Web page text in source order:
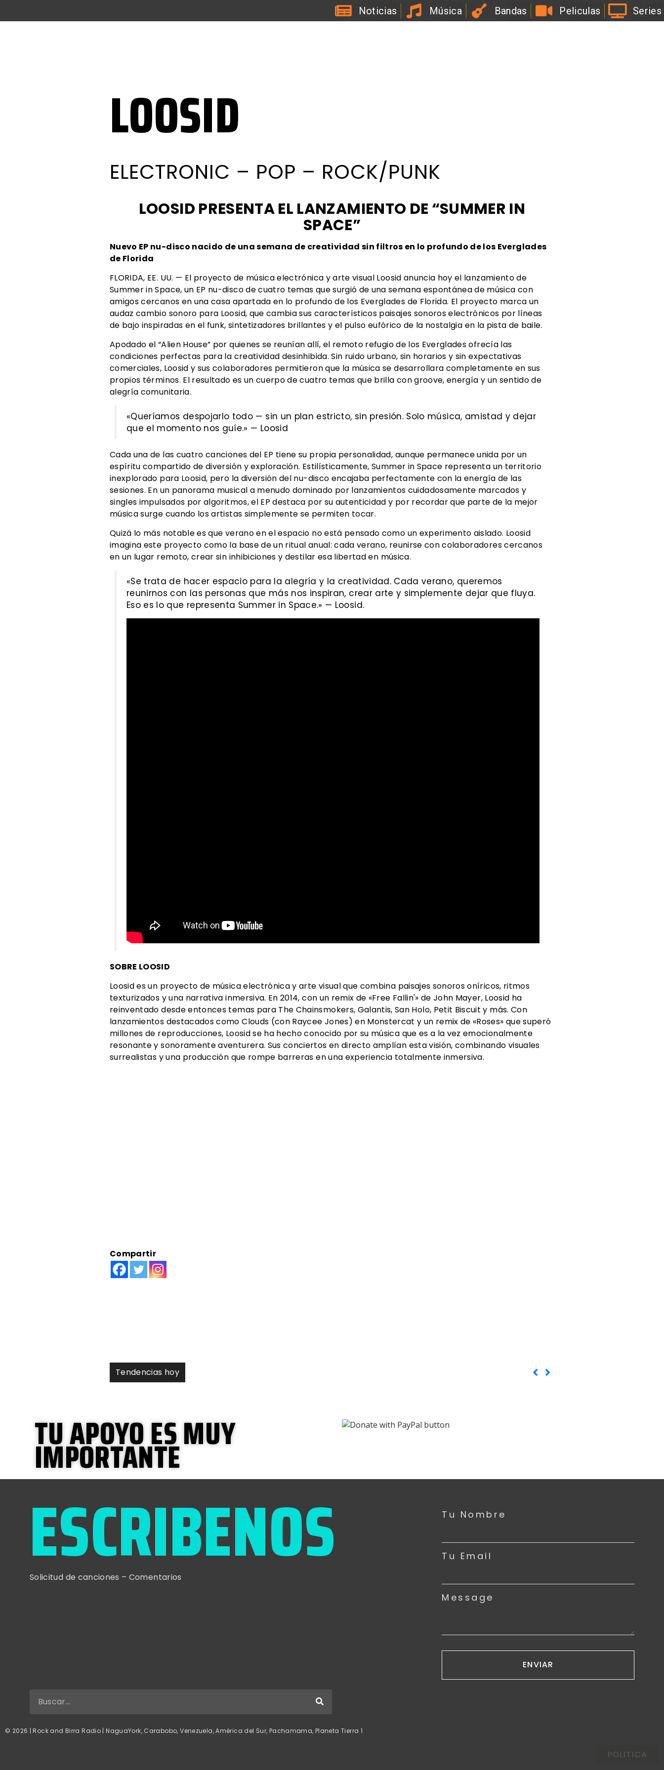
Noticias Música Bandas Peliculas Series
LOOSID
ELECTRONIC – POP – ROCK/PUNK
LOOSID PRESENTA EL LANZAMIENTO DE “SUMMER IN
SPACE”
Nuevo EP nu-disco nacido de una semana de creatividad sin filtros en lo profundo de los Everglades
de Florida
FLORIDA, EE. UU. — El proyecto de música electrónica y arte visual Loosid anuncia hoy el lanzamiento de
Summer in Space, un EP nu-disco de cuatro temas que surgió de una semana espontánea de música con
amigos cercanos en una casa apartada en lo profundo de los Everglades de Florida. El proyecto marca un
audaz cambio sonoro para Loosid, que cambia sus característicos paisajes sonoros electrónicos por líneas
de bajo inspiradas en el funk, sintetizadores brillantes y el pulso eufórico de la nostalgia en la pista de baile.
Apodado el “Alien House” por quienes se reunían allí, el remoto refugio de los Everglades ofrecía las
condiciones perfectas para la creatividad desinhibida. Sin ruido urbano, sin horarios y sin expectativas
comerciales, Loosid y sus colaboradores permitieron que la música se desarrollara completamente en sus
propios términos. El resultado es un cuerpo de cuatro temas que brilla con groove, energía y un sentido de
alegría comunitaria.
«Queríamos despojarlo todo — sin un plan estricto, sin presión. Solo música, amistad y dejar
que el momento nos guíe.» — Loosid
Cada una de las cuatro canciones del EP tiene su propia personalidad, aunque permanece unida por un
espíritu compartido de diversión y exploración. Estilísticamente, Summer in Space representa un territorio
inexplorado para Loosid, pero la diversión del nu-disco encajaba perfectamente con la energía de las
sesiones. En un panorama musical a menudo dominado por lanzamientos cuidadosamente marcados y
singles impulsados por algoritmos, el EP destaca por su autenticidad y por recordar que parte de la mejor
música surge cuando los artistas simplemente se permiten tocar.
Quizá lo más notable es que verano en el espacio no está pensado como un experimento aislado. Loosid
imagina este proyecto como la base de un ritual anual: cada verano, reunirse con colaboradores cercanos
en un lugar remoto, crear sin inhibiciones y destilar esa libertad en música.
«Se trata de hacer espacio para la alegría y la creatividad. Cada verano, queremos
reunirnos con las personas que más nos inspiran, crear arte y simplemente dejar que fluya.
Eso es lo que representa Summer in Space.» — Loosid.
SOBRE LOOSID
Loosid es un proyecto de música electrónica y arte visual que combina paisajes sonoros oníricos, ritmos
texturizados y una narrativa inmersiva. En 2014, con un remix de «Free Fallin'» de John Mayer, Loosid ha
reinventado desde entonces temas para The Chainsmokers, Galantis, San Holo, Petit Biscuit y más. Con
lanzamientos destacados como Clouds (con Raycee Jones) en Monstercat y un remix de «Roses» que superó
millones de reproducciones, Loosid se ha hecho conocido por su música que es a la vez emocionalmente
resonante y sonoramente aventurera. Sus conciertos en directo amplían esta visión, combinando visuales
surrealistas y una producción que rompe barreras en una experiencia totalmente inmersiva.
Compartir
Tendencias hoy
TU APOYO ES MUY
IMPORTANTE
ESCRIBENOS
Solicitud de canciones – Comentarios
Tu Nombre
Tu Email
Message
ENVIAR
© 2026 | Rock and Birra Radio | NaguaYork, Carabobo, Venezuela, América del Sur, Pachamama, Planeta Tierra 1
POLITICA